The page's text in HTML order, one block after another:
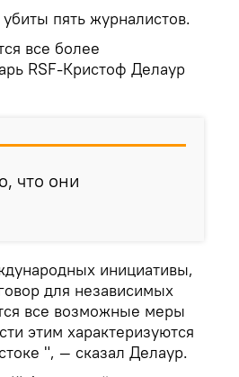
пять журналистов.
все более
RSF-Кристоф Делаур
что они
инициативы,
для независимых
все возможные меры
этим характеризуются
", — сказал Делаур.